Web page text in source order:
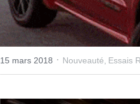
15 mars 2018 · Nouveauté, Essais